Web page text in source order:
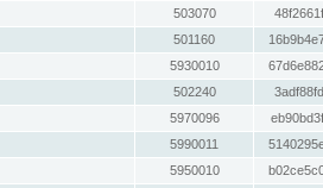
503070
501160
5930010
502240
5970096
5990011
5950010